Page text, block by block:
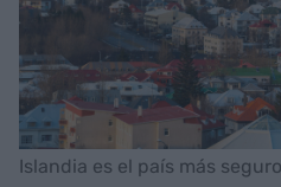
Islandia es el país más